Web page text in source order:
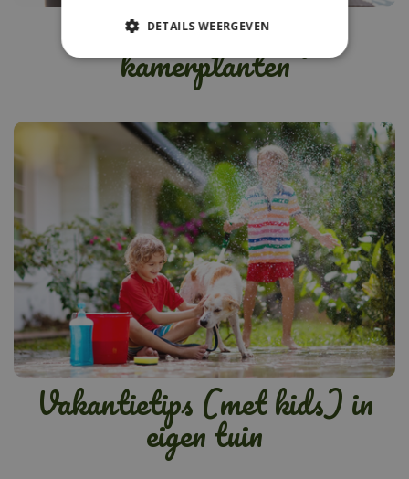
Vakantietips voor je
kamerplanten
Vakantietips (met kids) in
eigen tuin
DETAILS WEERGEVEN